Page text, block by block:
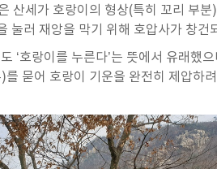
산세가 호랑이의 형상(특히 꼬리 부
눌러 재앙을 막기 위해 호압사가 창건
‘호랑이를 누른다’는 뜻에서 유래했
를 묻어 호랑이 기운을 완전히 제압하